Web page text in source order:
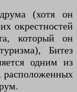
(хотя он
окрестностей
который он
Битез
одним из
расположенных